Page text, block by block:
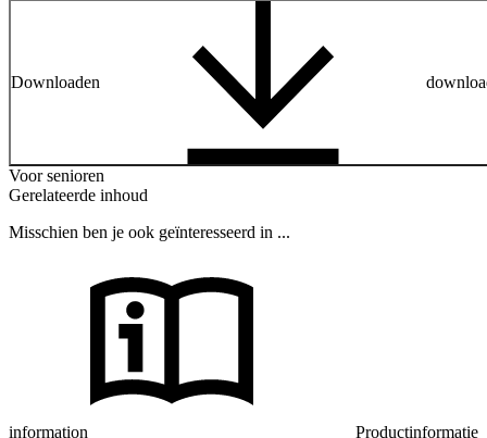
Downloaden
Voor senioren
Gerelateerde inhoud
Misschien ben je ook geïnteresseerd in ...
information Productinformatie